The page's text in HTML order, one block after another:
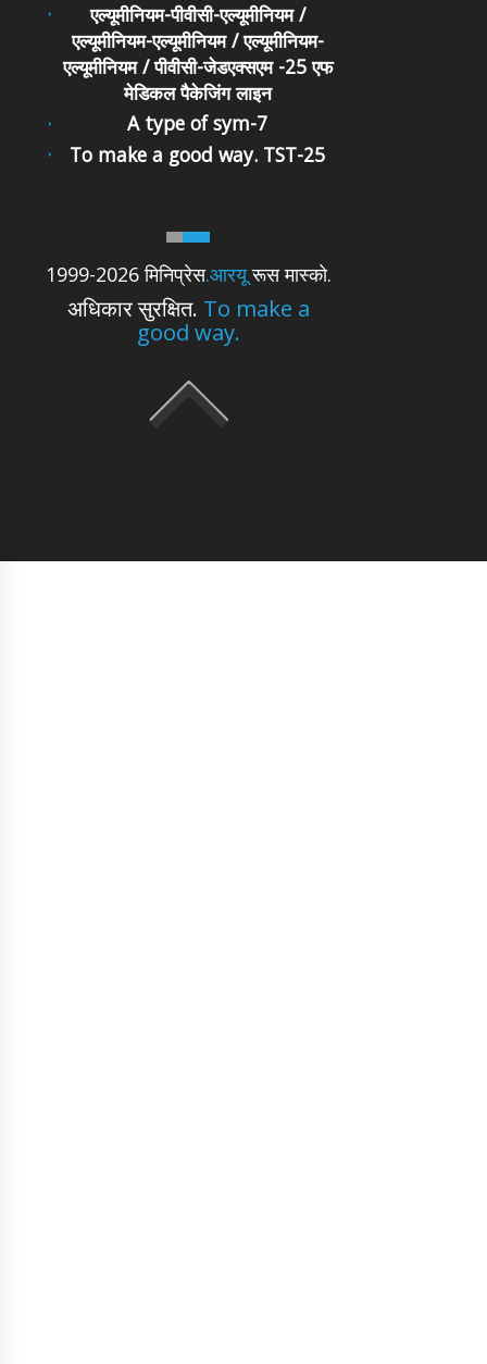
1999-2026 मिनिप्रेस.आरयूरूस मास्को.
अधिकार सुरक्षित. To make a
good way.
एल्यूमीनियम-पीवीसी-एल्यूमीनियम /
एल्यूमीनियम-एल्यूमीनियम / एल्यूमीनियम-
एल्यूमीनियम / पीवीसी-जेडएक्सएम -25 एफ
मेडिकल पैकेजिंग लाइन
A type of sym-7
To make a good way. TST-25